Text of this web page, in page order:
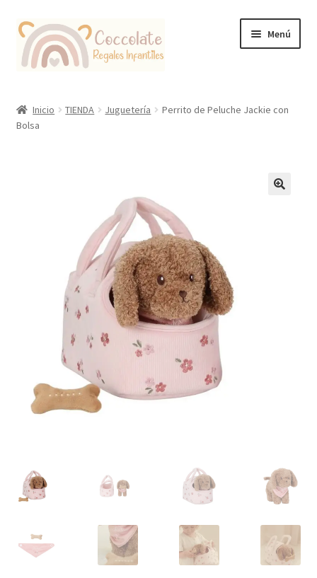
Ir
la
Ir
contenido
Menú
Coccolate Puericultura y Juguetería Educativa
Inicio TIENDA Juguetería
Perrito de Peluche Jackie con
Bolsa